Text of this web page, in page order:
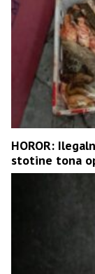
HOROR:
stotine tona